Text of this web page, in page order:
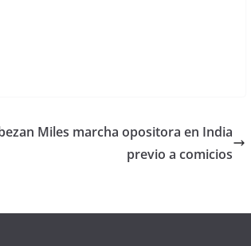
Miles marcha opositora en India
previo a comicios